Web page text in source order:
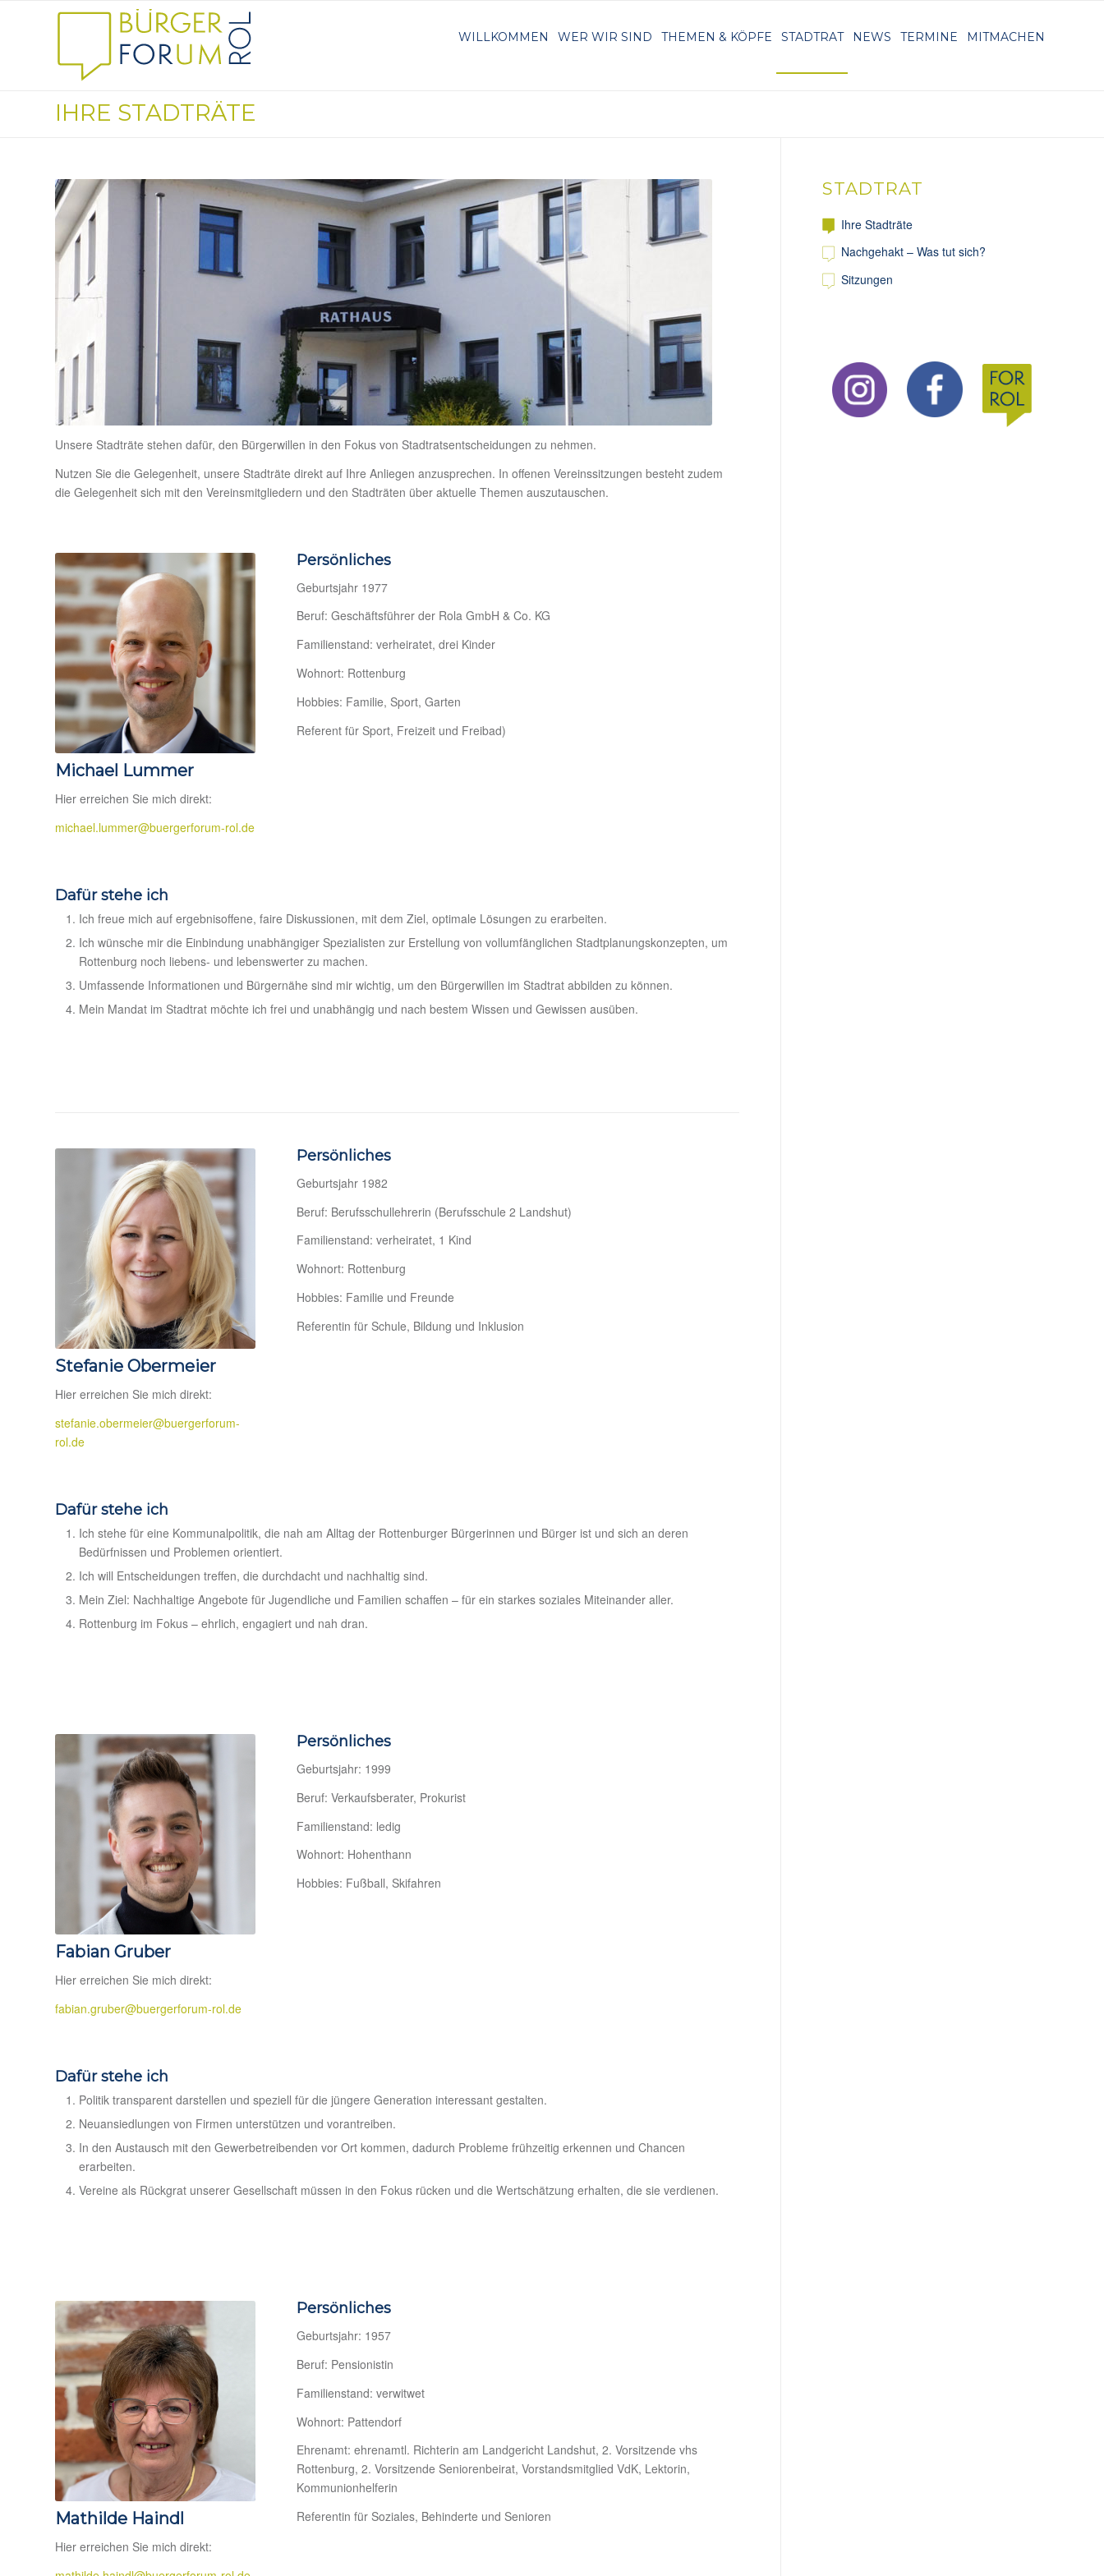
WILLKOMMEN WER WIR SIND THEMEN & KÖPFE STADTRAT NEWS TERMINE MITMACHEN
IHRE STADTRÄTE
Unsere Stadträte stehen dafür, den Bürgerwillen in den Fokus von Stadtratsentscheidungen zu nehmen.
Nutzen Sie die Gelegenheit, unsere Stadträte direkt auf Ihre Anliegen anzusprechen. In offenen Vereinssitzungen besteht zudem
die Gelegenheit sich mit den Vereinsmitgliedern und den Stadträten über aktuelle Themen auszutauschen.
Michael Lummer
Hier erreichen Sie mich direkt:
michael.lummer@buergerforum-rol.de
Persönliches
Geburtsjahr 1977
Beruf: Geschäftsführer der Rola GmbH & Co. KG
Familienstand: verheiratet, drei Kinder
Wohnort: Rottenburg
Hobbies: Familie, Sport, Garten
Referent für Sport, Freizeit und Freibad)
Dafür stehe ich
Ich freue mich auf ergebnisoffene, faire Diskussionen, mit dem Ziel, optimale Lösungen zu erarbeiten.
Ich wünsche mir die Einbindung unabhängiger Spezialisten zur Erstellung von vollumfänglichen Stadtplanungskonzepten, um
Rottenburg noch liebens- und lebenswerter zu machen.
Umfassende Informationen und Bürgernähe sind mir wichtig, um den Bürgerwillen im Stadtrat abbilden zu können.
Mein Mandat im Stadtrat möchte ich frei und unabhängig und nach bestem Wissen und Gewissen ausüben.
Stefanie Obermeier
Hier erreichen Sie mich direkt:
stefanie.obermeier@buergerforum-
rol.de
Persönliches
Geburtsjahr 1982
Beruf: Berufsschullehrerin (Berufsschule 2 Landshut)
Familienstand: verheiratet, 1 Kind
Wohnort: Rottenburg
Hobbies: Familie und Freunde
Referentin für Schule, Bildung und Inklusion
Dafür stehe ich
Ich stehe für eine Kommunalpolitik, die nah am Alltag der Rottenburger Bürgerinnen und Bürger ist und sich an deren
Bedürfnissen und Problemen orientiert.
Ich will Entscheidungen treffen, die durchdacht und nachhaltig sind.
Mein Ziel: Nachhaltige Angebote für Jugendliche und Familien schaffen – für ein starkes soziales Miteinander aller.
Rottenburg im Fokus – ehrlich, engagiert und nah dran.
Fabian Gruber
Hier erreichen Sie mich direkt:
fabian.gruber@buergerforum-rol.de
Persönliches
Geburtsjahr: 1999
Beruf: Verkaufsberater, Prokurist
Familienstand: ledig
Wohnort: Hohenthann
Hobbies: Fußball, Skifahren
Dafür stehe ich
Politik transparent darstellen und speziell für die jüngere Generation interessant gestalten.
Neuansiedlungen von Firmen unterstützen und vorantreiben.
In den Austausch mit den Gewerbetreibenden vor Ort kommen, dadurch Probleme frühzeitig erkennen und Chancen
erarbeiten.
Vereine als Rückgrat unserer Gesellschaft müssen in den Fokus rücken und die Wertschätzung erhalten, die sie verdienen.
Mathilde Haindl
Hier erreichen Sie mich direkt:
Persönliches
Geburtsjahr: 1957
Beruf: Pensionistin
Familienstand: verwitwet
Wohnort: Pattendorf
Ehrenamt: ehrenamtl. Richterin am Landgericht Landshut, 2. Vorsitzende vhs
Rottenburg, 2. Vorsitzende Seniorenbeirat, Vorstandsmitglied VdK, Lektorin,
Kommunionhelferin
Referentin für Soziales, Behinderte und Senioren
STADTRAT
Ihre Stadträte
Nachgehakt – Was tut sich?
Sitzungen